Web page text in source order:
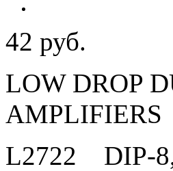
42 руб.
LOW DROP
AMPLIFIERS
L2722 DIP-